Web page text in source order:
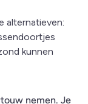
alternatieven:
kunnen
nemen. Je